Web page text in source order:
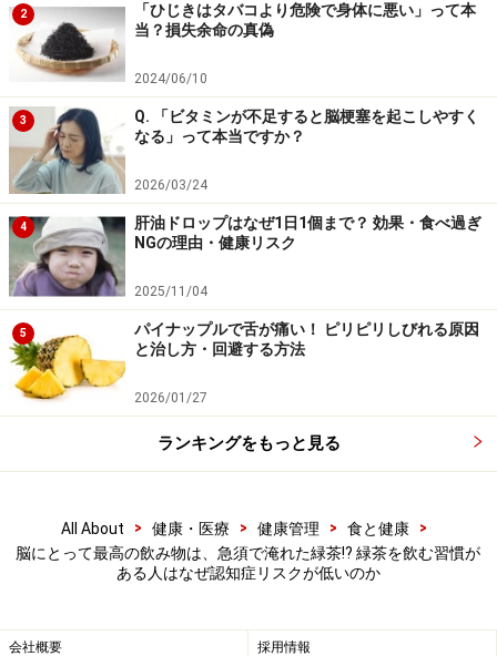
組み合わさることで、脳の健康維持に役立っていると考
えられます。
ペットボトルのお茶にはないメリットは？
成分・安全性・コストに違い
「同じお茶なら、手軽なペットボトルでもよいので
は？」と疑問に思われるかもしれません。
しかし、健康成分の「質」と「量」という点で、急須で
淹れるお茶に優位性があると考えられています。重要な
のは以下の2点です。
1. カテキンの安定性と含有量の違い
ト（EGCG）」などのカテキン類は、非常にデリケートで
ため、EGCGの一部は別の物質（GCG）に変化してしまい
ます。また、保存期間が長くなるとカテキンの酸化が
徐々に進み、機能が低下する可能性を指摘する声もあり
2
「ひじきはタバコより危険で身体に悪い」って本
当？損失余命の真偽
2024/06/10
3
Q. 「ビタミンが不足すると脳梗塞を起こしやすく
なる」って本当ですか？
2026/03/24
4
肝油ドロップはなぜ1日1個まで？ 効果・食べ過ぎ
NGの理由・健康リスク
2025/11/04
5
パイナップルで舌が痛い！ ピリピリしびれる原因
と治し方・回避する方法
2026/01/27
ランキングをもっと見る
All About > 健康・医療 > 健康管理 > 食と健康
>
脳にとって最高の飲み物は、急須で淹れた緑茶!? 緑茶を飲む習慣が
ある人はなぜ認知症リスクが低いのか
会社概要 採用情報